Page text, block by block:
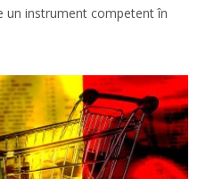
un instrument competent în